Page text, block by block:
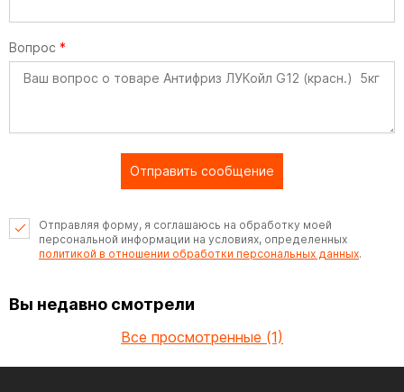
Вопрос *
Отправить сообщение
Отправляя форму, я соглашаюсь на обработку моей
персональной информации на условиях, определенных
политикой в отношении обработки персональных данных.
Вы недавно смотрели
Все просмотренные (1)